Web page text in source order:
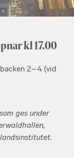
kl 17.00
2–4 (vid
ges under